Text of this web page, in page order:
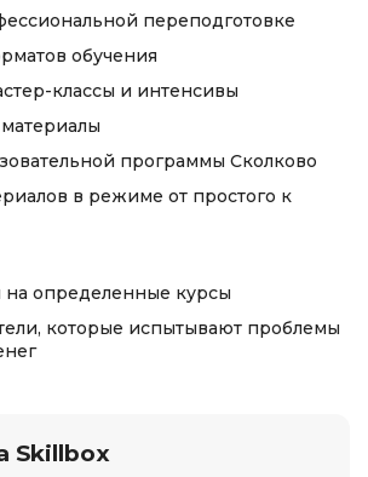
переподготовке
обучения
классы и интенсивы
программы Сколково
в режиме от простого к
определенные курсы
которые испытывают проблемы
Skillbox